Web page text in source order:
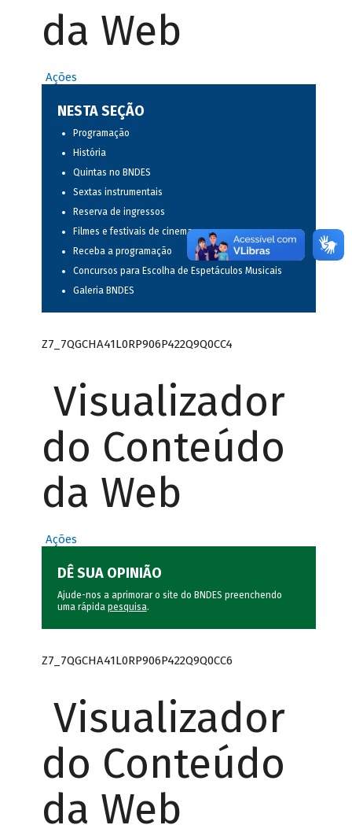
da Web
Ações
NESTA SEÇÃO
Programação
História
Quintas no BNDES
Sextas instrumentais
Reserva de ingressos
Filmes e festivais de cinema
Receba a programação
Concursos para Escolha de Espetáculos Musicais
Galeria BNDES
Z7_7QGCHA41L0RP906P422Q9Q0CC4
Visualizador
do Conteúdo
da Web
Ações
DÊ SUA OPINIÃO
Ajude-nos a aprimorar o site do BNDES preenchendo
uma rápida pesquisa.
Z7_7QGCHA41L0RP906P422Q9Q0CC6
Visualizador
do Conteúdo
da Web